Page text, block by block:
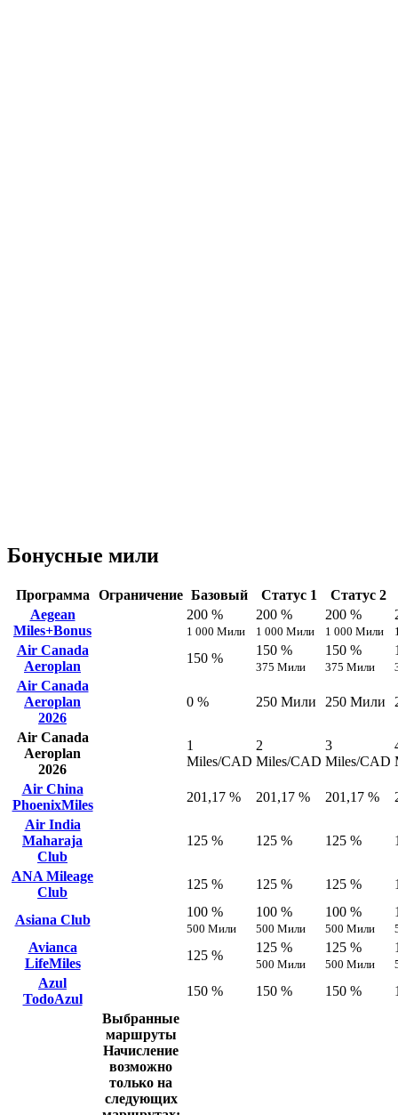
Бонусные мили
Программа Ограничение Базовый Статус 1
Статус 2
Aegean
Miles+Bonus
200 %
1 000 Мили
200 %
1 000 Мили
200 %
1 000 Мили
Air Canada
Aeroplan
150 %
150 %
375 Мили
150 %
375 Мили
Air Canada
Aeroplan
2026
0 % 250 Мили 250 Мили
Air Canada
Aeroplan
2026
1
Miles/CAD
2
Miles/CAD
3
Miles/CAD
Air China
PhoenixMiles
201,17 % 201,17 % 201,17 %
Air India
Maharaja
Club
125 % 125 % 125 %
ANA Mileage
Club
125 % 125 % 125 %
Asiana Club
100 %
500 Мили
100 %
500 Мили
100 %
500 Мили
Avianca
LifeMiles
125 %
125 %
500 Мили
125 %
500 Мили
Azul
TodoAzul
150 % 150 % 150 %
Выбранные
маршруты
Начисление
возможно
только на
следующих